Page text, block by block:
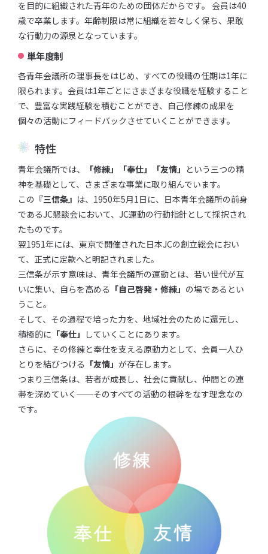
を⽬的に組織された⻘年のための団体だからです。 会員は40
歳で卒業します。年齢制限は常に組織を若々しく保ち、果敢
な⾏動⼒の源泉となっています。
単年度制
各⻘年会議所の理事⻑をはじめ、すべての役職の任期は1年に
限られます。会員は1年ごとにさまざまな役職を経験すること
で、豊富な実践経験を積むことができ、⾃⼰修練の成果を
個々の活動にフィードバックさせていくことができます。
特性
青年会議所では、 「修練」「奉仕」「友情」 という三つの精
神を基礎として、さまざまな事業に取り組んでいます。
この 『三信条』 は、1950年5月1日に、日本青年会議所の前身
であるJC懇談会において、JC運動の行動指針として採択され
たものです。
翌1951年には、東京で開催された日本JCの創立総会におい
て、正式に定款へと明記されました。
三信条が示す意味は、青年会議所の運動とは、若い世代が互
いに集い、自らを高める 「自己啓発・修練」 の場であるとい
うこと。
そして、その過程で培った力を、地域社会のために還元し、
積極的に 「奉仕」 していくことにあります。
さらに、その修練と奉仕を支える原動力として、会員一人ひ
とりを結びつける 「友情」 が存在します。
つまり三信条は、若者が成長し、社会に貢献し、仲間との連
帯を深めていく──そのすべての活動の根幹をなす理念なの
です。